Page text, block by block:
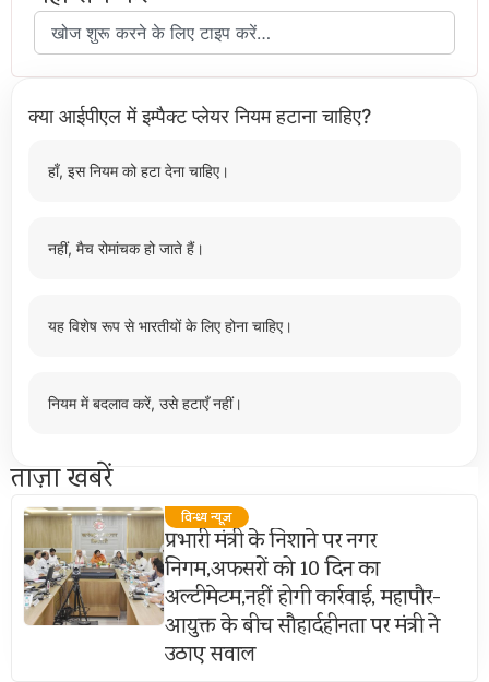
क्या आईपीएल में इम्पैक्ट प्लेयर नियम हटाना चाहिए?
हाँ, इस नियम को हटा देना चाहिए।
नहीं, मैच रोमांचक हो जाते हैं।
यह विशेष रूप से भारतीयों के लिए होना चाहिए।
नियम में बदलाव करें, उसे हटाएँ नहीं।
ताज़ा खबरें
विन्ध्य न्यूज़
प्रभारी मंत्री के निशाने पर नगर
निगम,अफसरों को 10 दिन का
अल्टीमेटम,नहीं होगी कार्रवाई, महापौर-
आयुक्त के बीच सौहार्दहीनता पर मंत्री ने
उठाए सवाल